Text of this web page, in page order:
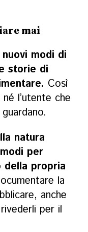
mai
modi di
storie di
Così
l’utente che
natura
per
della propria
la
anche
per il